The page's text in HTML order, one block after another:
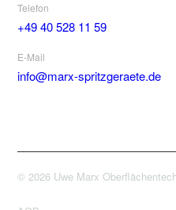
Telefon
+49 40 528 11 59
E-Mail
info@marx-spritzgeraete.de
© 2026 Uwe Marx